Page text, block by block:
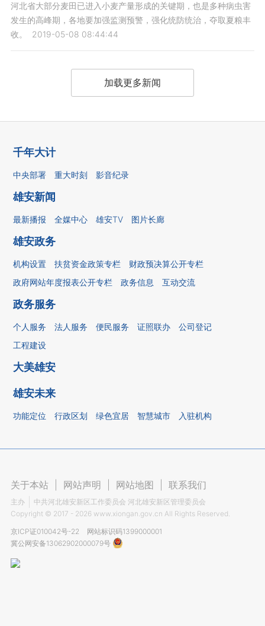
河北省大部分麦田已进入小麦产量形成的关键期，也是多种病虫害
发生的高峰期，各地要加强监测预警，强化统防统治，夺取夏粮丰
收。
2019-05-08 08:44:44
加载更多新闻
千年大计
中央部署 重大时刻 影音纪录
雄安新闻
最新播报 全媒中心 雄安TV 图片长廊
雄安政务
机构设置 扶贫资金政策专栏
财政预决算公开专栏
政府网站年度报表公开专栏
政务信息 互动交流
政务服务
个人服务 法人服务 便民服务 证照联办
公司登记
工程建设
大美雄安
雄安未来
功能定位 行政区划 绿色宜居 智慧城市 入驻机构
关于本站 网站声明 网站地图 联系我们
主办
中共河北雄安新区工作委员会 河北雄安新区管理委员会
Copyright © 2017 - 2026 www.xiongan.gov.cn All Rights Reserved.
京ICP证010042号-22
网站标识码1399000001
冀公网安备13062902000079号